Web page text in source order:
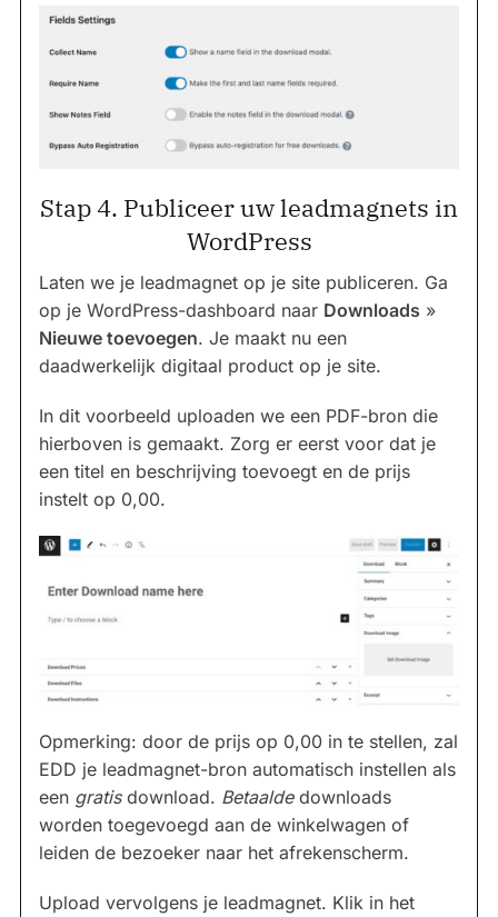
Stap 4. Publiceer uw leadmagnets in
WordPress
Laten we je leadmagnet op je site publiceren. Ga
op je WordPress-dashboard naar Downloads »
Nieuwe toevoegen. Je maakt nu een
daadwerkelijk digitaal product op je site.
In dit voorbeeld uploaden we een PDF-bron die
hierboven is gemaakt. Zorg er eerst voor dat je
een titel en beschrijving toevoegt en de prijs
instelt op 0,00.
Opmerking: door de prijs op 0,00 in te stellen, zal
EDD je leadmagnet-bron automatisch instellen als
een gratisdownload. Betaaldedownloads
worden toegevoegd aan de winkelwagen of
leiden de bezoeker naar het afrekenscherm.
Upload vervolgens je leadmagnet. Klik in het